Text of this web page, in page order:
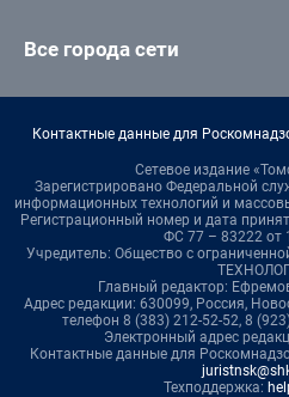
Все города сети
Контактные данные для
Сетевое издание
Зарегистрировано Федеральной
информационных технологий и
Регистрационный номер и дата
ФС 77 – 83222 от
Учредитель: Общество с
Главный редактор:
Адрес редакции: 630099, Россия,
телефон 8 (383) 212-52-52, 8
Электронный адрес
Контактные данные для
Техподдержка: